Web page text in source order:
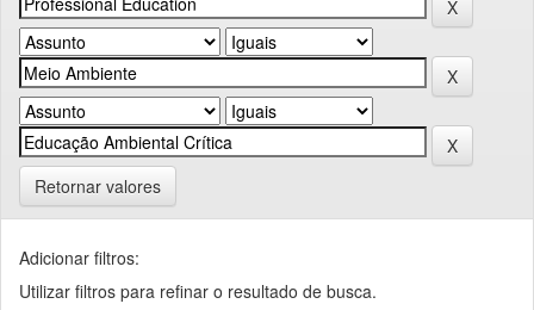
Retornar valores
Adicionar filtros:
Utilizar filtros para refinar o resultado de busca.